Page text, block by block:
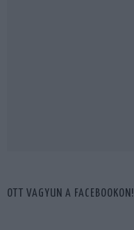
OTT VAGYUN A FACEBOOKON!